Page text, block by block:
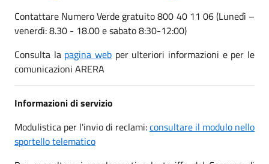
Contattare Numero Verde gratuito 800 40 11 06 (Lunedì –
venerdì: 8.30 - 18.00 e sabato 8:30-12:00)
Consulta la pagina web per ulteriori informazioni e per le
comunicazioni ARERA
Informazioni di servizio
Modulistica per l'invio di reclami:consultare il modulo nello
sportello telematico